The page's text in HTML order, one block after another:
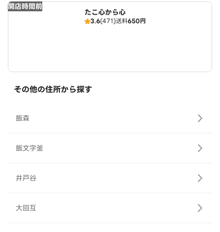
開店時間前
たこ心から心
3.6(471)送料650円
その他の住所から探す
飯森
飯文字釜
井戸谷
大回互